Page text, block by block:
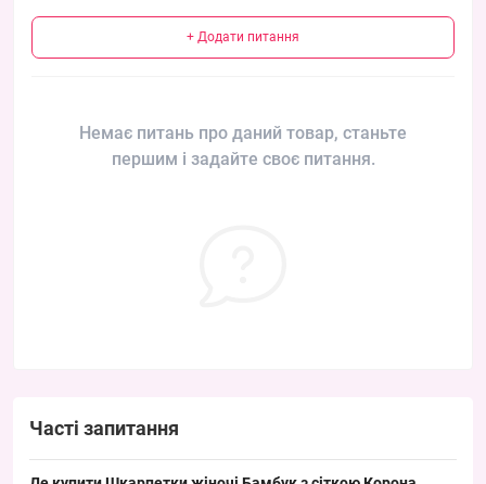
+ Додати питання
Немає питань про даний товар, станьте
першим і задайте своє питання.
Часті запитання